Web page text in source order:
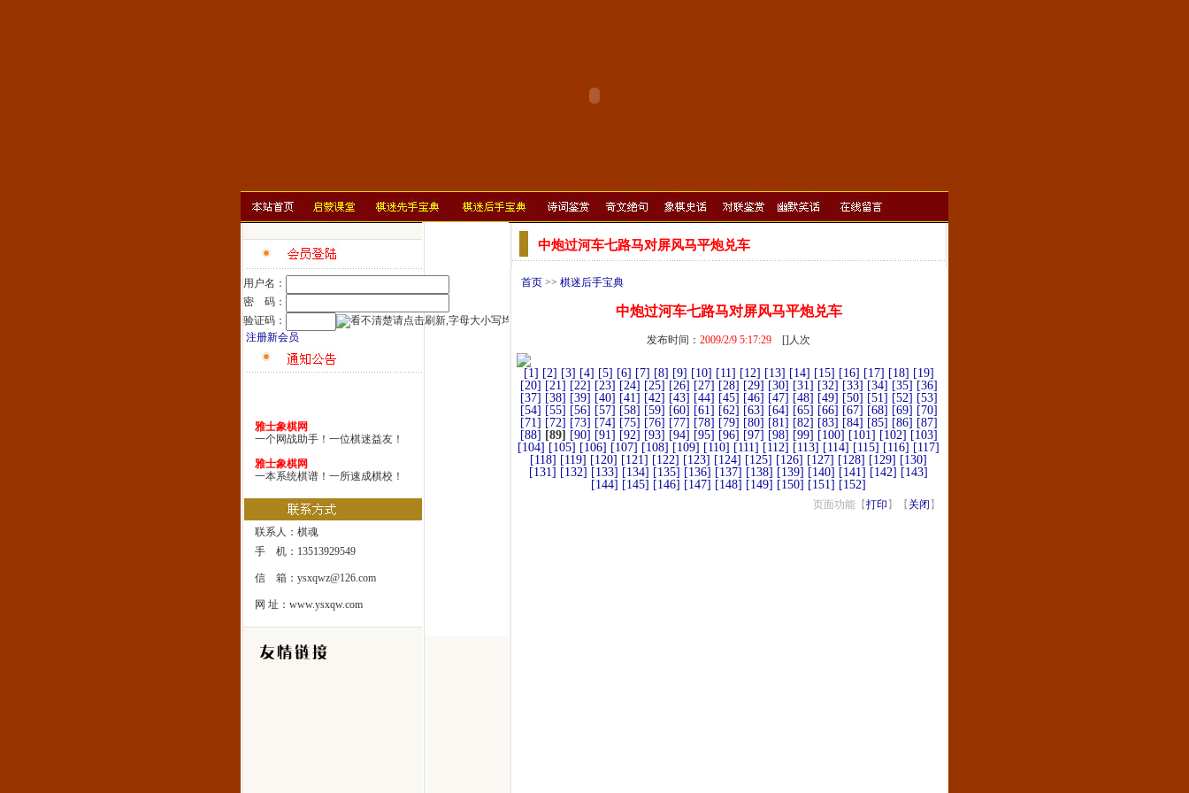
用户名：
密 码：
验证码：
注册新会员
雅士象棋网
一个网战助手！一位棋迷益友！
雅士象棋网
一本系统棋谱！一所速成棋校！
雅士象棋网
一处修身圣地！一座雅士乐园！
联系人：棋魂
手 机：13513929549
信 箱：ysxqwz@126.com
网 址：www.ysxqw.com
中炮过河车七路马对屏风马平炮兑车
首页 >> 棋迷后手宝典
中炮过河车七路马对屏风马平炮兑车
发布时间： 2009/2/9 5:17:29 []人次
[1] [2] [3] [4] [5] [6] [7] [8] [9] [10] [11] [12] [13] [14] [15] [16] [17] [18] [19]
[20] [21] [22] [23] [24] [25] [26] [27] [28] [29] [30] [31] [32] [33] [34] [35] [36]
[37] [38] [39] [40] [41] [42] [43] [44] [45] [46] [47] [48] [49] [50] [51] [52] [53]
[54] [55] [56] [57] [58] [59] [60] [61] [62] [63] [64] [65] [66] [67] [68] [69] [70]
[71] [72] [73] [74] [75] [76] [77] [78] [79] [80] [81] [82] [83] [84] [85] [86] [87]
[88] [89] [90] [91] [92] [93] [94] [95] [96] [97] [98] [99] [100] [101] [102] [103]
[104] [105] [106] [107] [108] [109] [110] [111] [112] [113] [114] [115] [116] [117]
[118] [119] [120] [121] [122] [123] [124] [125] [126] [127] [128] [129] [130]
[131] [132] [133] [134] [135] [136] [137] [138] [139] [140] [141] [142] [143]
[144] [145] [146] [147] [148] [149] [150] [151] [152]
页面功能【打印 】【 关闭 】